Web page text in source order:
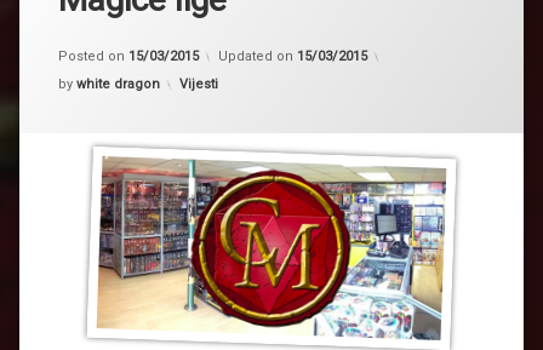
Posted on 15/03/2015 Updated on 15/03/2015
by white dragon Kategorije:
Vijesti